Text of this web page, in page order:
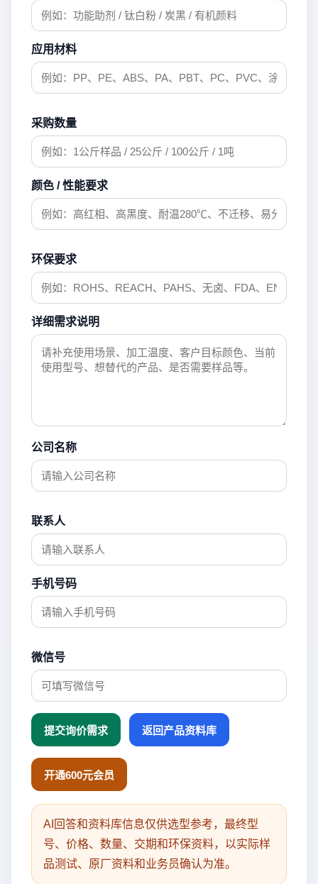
应用材料
采购数量
颜色 / 性能要求
环保要求
详细需求说明
公司名称
联系人
手机号码
微信号
提交询价需求 返回产品资料库
开通600元会员
AI回答和资料库信息仅供选型参考，最终型
号、价格、数量、交期和环保资料，以实际样
品测试、原厂资料和业务员确认为准。